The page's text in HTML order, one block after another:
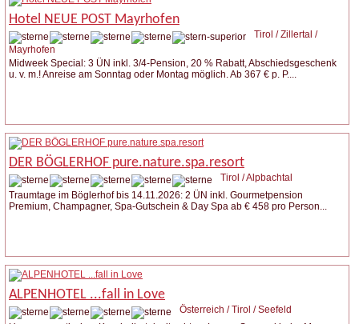
Hotel NEUE POST Mayrhofen
Tirol / Zillertal /
Mayrhofen
Midweek Special: 3 ÜN inkl. 3/4-Pension, 20 % Rabatt, Abschiedsgeschenk
u. v. m.! Anreise am Sonntag oder Montag möglich. Ab 367 € p. P....
DER BÖGLERHOF pure.nature.spa.resort
Tirol / Alpbachtal
Traumtage im Böglerhof bis 14.11.2026: 2 ÜN inkl. Gourmetpension
Premium, Champagner, Spa-Gutschein & Day Spa ab € 458 pro Person...
ALPENHOTEL ...fall in Love
Österreich / Tirol / Seefeld